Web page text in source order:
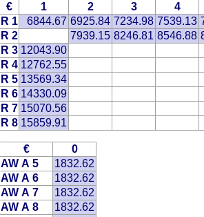
€ 1 2 3 4
R 1
6844.67 6925.84 7234.98 7539.13
R 2
7939.15 8246.81 8546.88
R 3 12043.90
R 4 12762.55
R 5 13569.34
R 6 14330.09
R 7 15070.56
R 8 15859.91
€
0
AW A 5
1832.62
AW A 6
1832.62
AW A 7
1832.62
AW A 8
1832.62